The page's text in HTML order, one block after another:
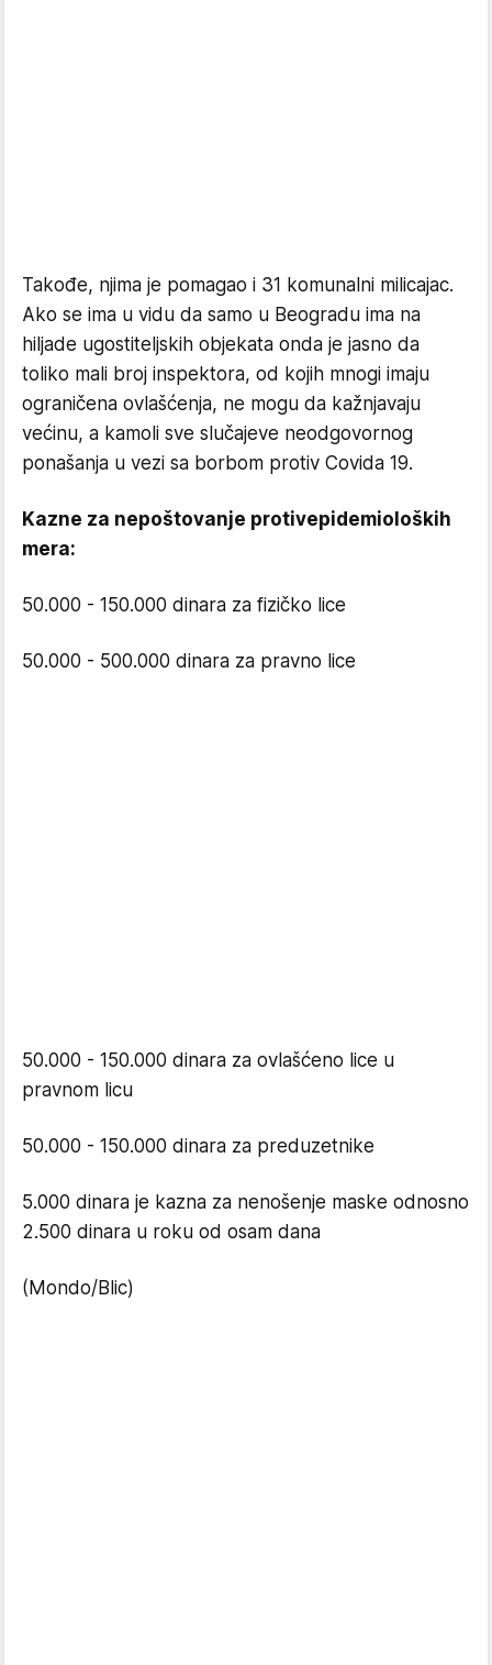
Takođe, njima je pomagao i 31 komunalni milicajac.
Ako se ima u vidu da samo u Beogradu ima na
hiljade ugostiteljskih objekata onda je jasno da
toliko mali broj inspektora, od kojih mnogi imaju
ograničena ovlašćenja, ne mogu da kažnjavaju
većinu, a kamoli sve slučajeve neodgovornog
ponašanja u vezi sa borbom protiv Covida 19.
Kazne za nepoštovanje protivepidemioloških
mera:
50.000 - 150.000 dinara za fizičko lice
50.000 - 500.000 dinara za pravno lice
50.000 - 150.000 dinara za ovlašćeno lice u
pravnom licu
50.000 - 150.000 dinara za preduzetnike
5.000 dinara je kazna za nenošenje maske odnosno
2.500 dinara u roku od osam dana
(Mondo/Blic)